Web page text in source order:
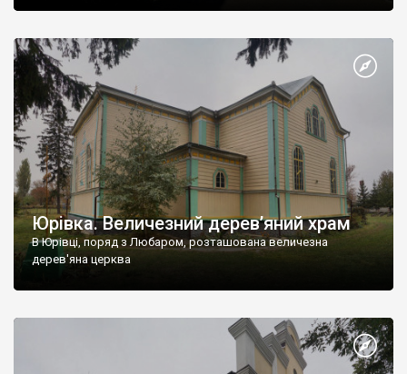
Юрівка. Величезний дерев’яний храм
В Юрівці, поряд з Любаром, розташована величезна
дерев'яна церква